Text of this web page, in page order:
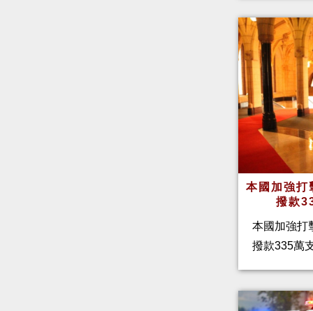
本國加強打
撥款
本國加強打
撥款335萬